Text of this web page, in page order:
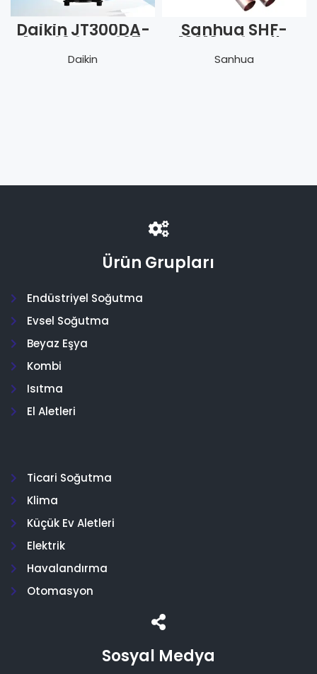
Daikin JT300DA-
Y1L R404A – 407C
– 134a
Daikin
Sanhua SHF-
19013 – 4 Yollu
Vana 3/8″ – 5/8″
Sanhua
Ürün Grupları
Endüstriyel Soğutma
Evsel Soğutma
Beyaz Eşya
Kombi
Isıtma
El Aletleri
Ticari Soğutma
Klima
Küçük Ev Aletleri
Elektrik
Havalandırma
Otomasyon
Sosyal Medya